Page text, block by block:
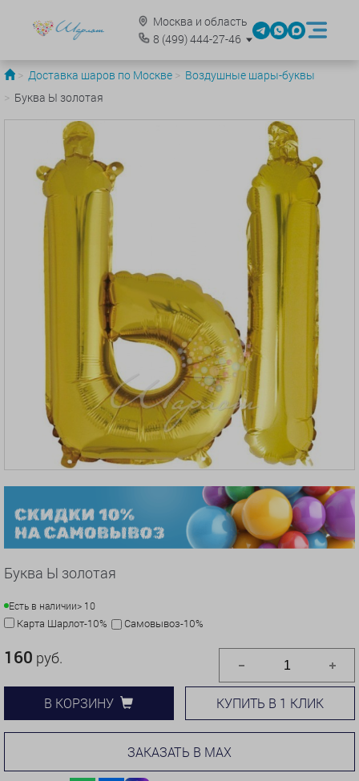
Москва и область
8 (499)444-27-46
Доставка шаров по Москве
Воздушные шары-буквы
Буква Ы золотая
Буква Ы золотая
Есть в наличии> 10
Карта Шарлот-10% Самовывоз-10%
160 руб.
В КОРЗИНУ КУПИТЬ В 1 КЛИК
ЗАКАЗАТЬ В MAX